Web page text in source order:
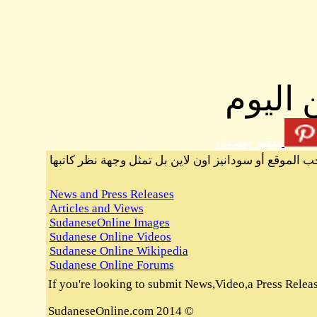
اليوم
بنتيريست
الموقع أو سودانيز اون لاين بل تمثل وجهة نظر كاتبها
News and Press Releases
Articles and Views
SudaneseOnline Images
Sudanese Online Videos
Sudanese Online Wikipedia
Sudanese Online Forums
If you're looking to submit News,Video,a Press
© 2014 SudaneseOnline.com